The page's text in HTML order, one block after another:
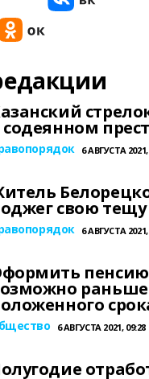
содеянном
6 АВГУСТА 2021,
свою тещу
6 АВГУСТА 2021,
пенсию
раньше
6 АВГУСТА 2021, 09:28